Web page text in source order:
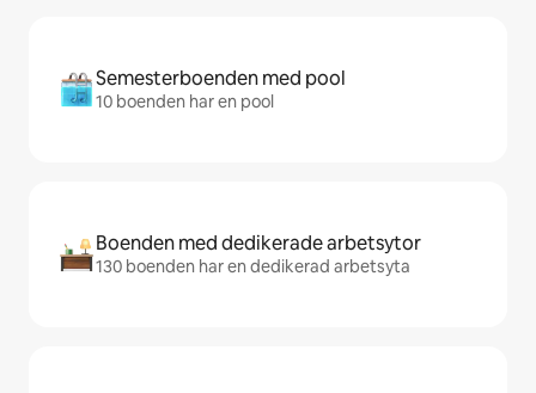
Semesterboenden med pool
10 boenden har en pool
Boenden med dedikerade arbetsytor
130 boenden har en dedikerad arbetsyta